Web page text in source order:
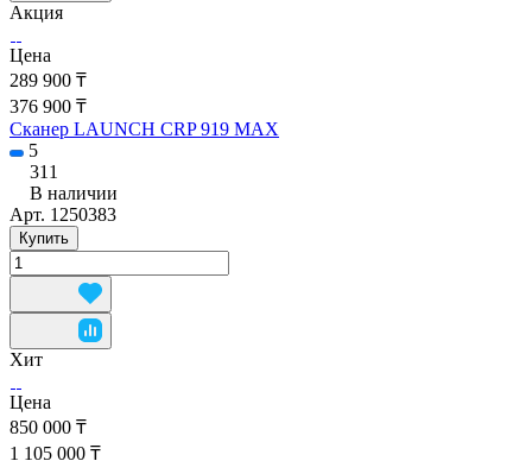
Акция
Цена
289 900 ₸
376 900 ₸
Сканер LAUNCH CRP 919 MAX
5
311
В наличии
Арт. 1250383
Купить
Хит
Цена
850 000 ₸
1 105 000 ₸